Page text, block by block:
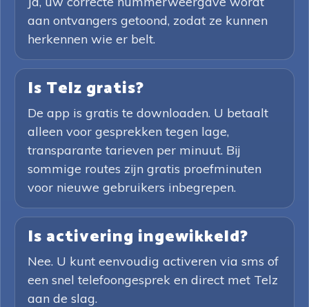
aan ontvangers getoond, zodat ze kunnen
herkennen wie er belt.
Is Telz gratis?
De app is gratis te downloaden. U betaalt
alleen voor gesprekken tegen lage,
transparante tarieven per minuut. Bij
sommige routes zijn gratis proefminuten
voor nieuwe gebruikers inbegrepen.
Is activering ingewikkeld?
Nee. U kunt eenvoudig activeren via sms of
een snel telefoongesprek en direct met Telz
aan de slag.